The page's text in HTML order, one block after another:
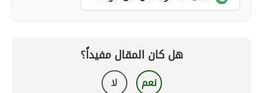
هل كان المقال مفيداً؟
نعم لا